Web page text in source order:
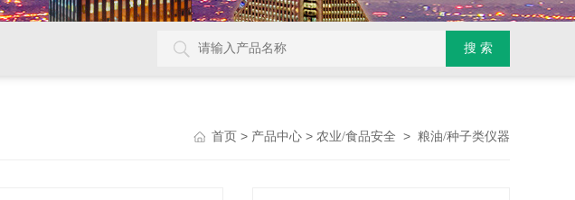
首页 > 产品中心 > 农业/食品安全 > 粮油/种子类仪器